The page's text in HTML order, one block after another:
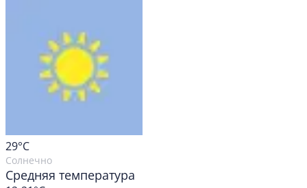
29°C
Солнечно
Средняя температура